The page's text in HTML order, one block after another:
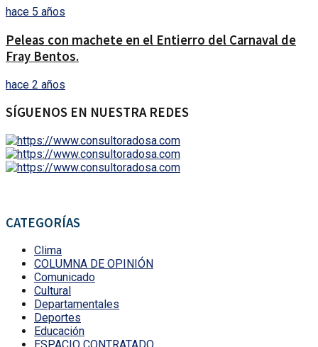
hace 5 años
Peleas con machete en el Entierro del Carnaval de
Fray Bentos.
hace 2 años
SÍGUENOS EN NUESTRA REDES
CATEGORÍAS
Clima
COLUMNA DE OPINIÓN
Comunicado
Cultural
Departamentales
Deportes
Educación